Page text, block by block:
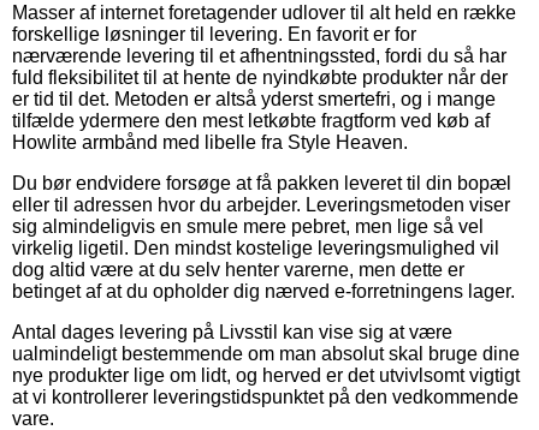
Masser af internet foretagender udlover til alt held en række
forskellige løsninger til levering. En favorit er for
nærværende levering til et afhentningssted, fordi du så har
fuld fleksibilitet til at hente de nyindkøbte produkter når der
er tid til det. Metoden er altså yderst smertefri, og i mange
tilfælde ydermere den mest letkøbte fragtform ved køb af
Howlite armbånd med libelle fra Style Heaven.
Du bør endvidere forsøge at få pakken leveret til din bopæl
eller til adressen hvor du arbejder. Leveringsmetoden viser
sig almindeligvis en smule mere pebret, men lige så vel
virkelig ligetil. Den mindst kostelige leveringsmulighed vil
dog altid være at du selv henter varerne, men dette er
betinget af at du opholder dig nærved e-forretningens lager.
Antal dages levering på Livsstil kan vise sig at være
ualmindeligt bestemmende om man absolut skal bruge dine
nye produkter lige om lidt, og herved er det utvivlsomt vigtigt
at vi kontrollerer leveringstidspunktet på den vedkommende
vare.